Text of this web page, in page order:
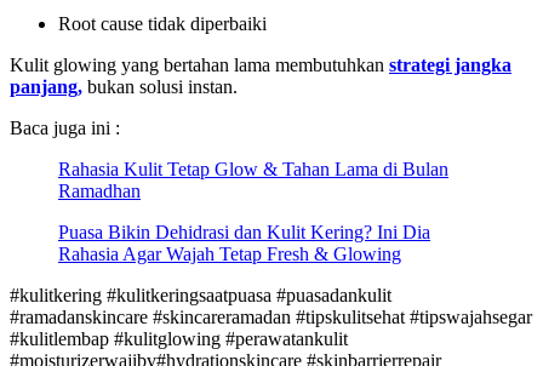
Root cause tidak diperbaiki
Kulit glowing yang bertahan lama membutuhkan strategi jangka
panjang, bukan solusi instan.
Baca juga ini :
Rahasia Kulit Tetap Glow & Tahan Lama di Bulan
Ramadhan
Puasa Bikin Dehidrasi dan Kulit Kering? Ini Dia
Rahasia Agar Wajah Tetap Fresh & Glowing
#kulitkering #kulitkeringsaatpuasa #puasadankulit
#ramadanskincare #skincareramadan #tipskulitsehat #tipswajahsegar
#kulitlembap #kulitglowing #perawatankulit
#moisturizerwajibv#hydrationskincare #skinbarrierrepair